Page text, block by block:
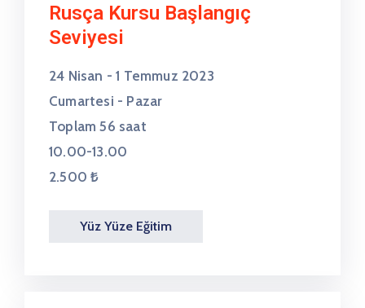
Rusça Kursu Başlangıç
Seviyesi
24 Nisan - 1 Temmuz 2023
Cumartesi - Pazar
Toplam 56 saat
10.00-13.00
2.500 ₺
Yüz Yüze Eğitim